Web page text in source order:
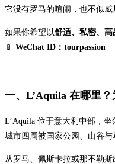
它没有罗马的喧闹，也不似
如果你希望以舒适、私密、高
📱 WeChat ID：tourpassion
一、L’Aquila 在哪里
L’Aquila 位于意大利中部，坐
城市四周被国家公园、山谷
从罗马、佩斯卡拉或那不勒斯